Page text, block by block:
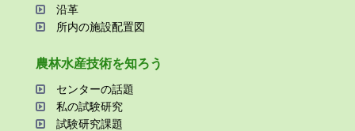
沿⾰
所内の施設配置図
農林⽔産技術を知ろう
センターの話題
私の試験研究
試験研究課題